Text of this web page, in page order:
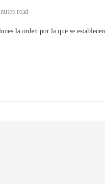
read
la orden por la que se establecen